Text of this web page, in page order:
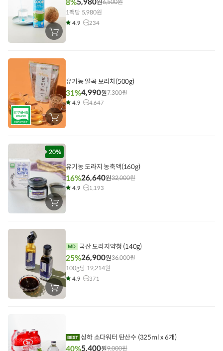
장
바
에
담
기
8% 원6,500원
1팩당 5,980원
4.9 234
장
바
에
담
기
유기농 알곡 보리차(500g)
31%4,990원7,300원
4.9 4,647
20%
장
바
에
유기농 도라지 농축액(160g)
16%26,640원32,000원
4.9 1,193
장
바
국산 도라지약청 (140g)
25%26,900원36,000원
100g당 19,214원
4.9 371
싱하 소다워터 탄산수 (325ml x 6개)
40%5,400원9,000원